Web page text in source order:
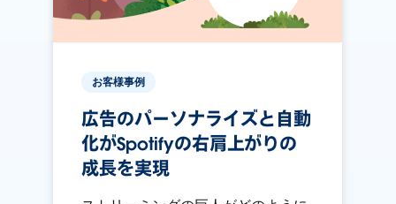
お客様事例
広告のパーソナライズと自動
化がSpotifyの右肩上がりの
成長を実現